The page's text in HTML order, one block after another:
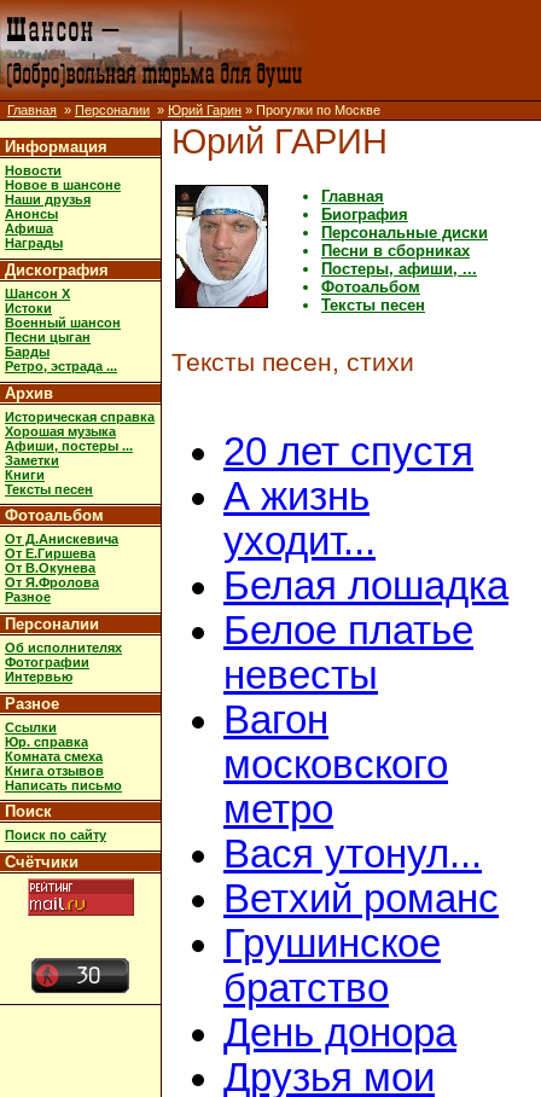
Главная » Персоналии » Юрий Гарин » Прогулки по Москве
Информация
Новости
Новое в шансоне
Наши друзья
Анонсы
Афиша
Награды
Дискография
Шансон X
Истоки
Военный шансон
Песни цыган
Барды
Ретро, эстрада ...
Архив
Историческая справка
Хорошая музыка
Афиши, постеры ...
Заметки
Книги
Тексты песен
Фотоальбом
От Д.Анискевича
От Е.Гиршева
От В.Окунева
От Я.Фролова
Разное
Персоналии
Об исполнителях
Фотографии
Интервью
Разное
Ссылки
Юр. справка
Комната смеха
Книга отзывов
Написать письмо
Поиск
Поиск по сайту
Счётчики
Юрий ГАРИН
Главная
Биография
Персональные диски
Песни в сборниках
Постеры, афиши, ...
Фотоальбом
Тексты песен
Тексты песен, стихи
20 лет спустя
А жизнь
уходит...
Белая лошадка
Белое платье
невесты
Вагон
московского
метро
Вася утонул...
Ветхий романс
Грушинское
братство
День донора
Друзья мои